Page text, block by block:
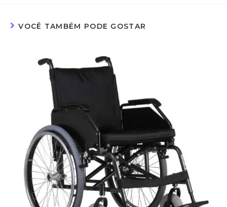
VOCÊ TAMBÉM PODE GOSTAR